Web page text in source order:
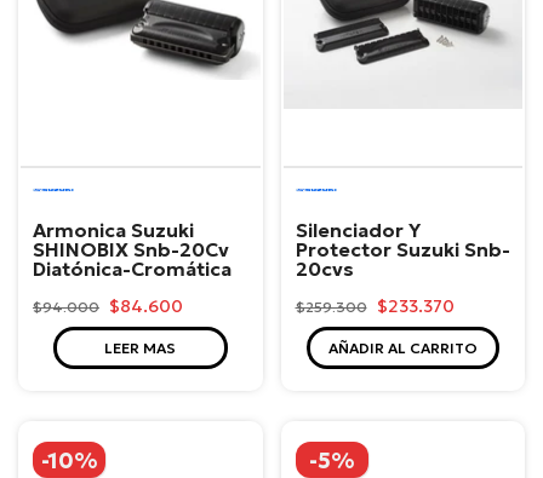
Suzuki
Armonica Suzuki
SHINOBIX Snb-20Cv
Diatónica-Cromática
$94.000 $84.600
LEER MAS
Suzuki
Silenciador Y
Protector Suzuki Snb-
20cvs
$259.300 $233.370
AÑADIR AL CARRITO
-10% -5%